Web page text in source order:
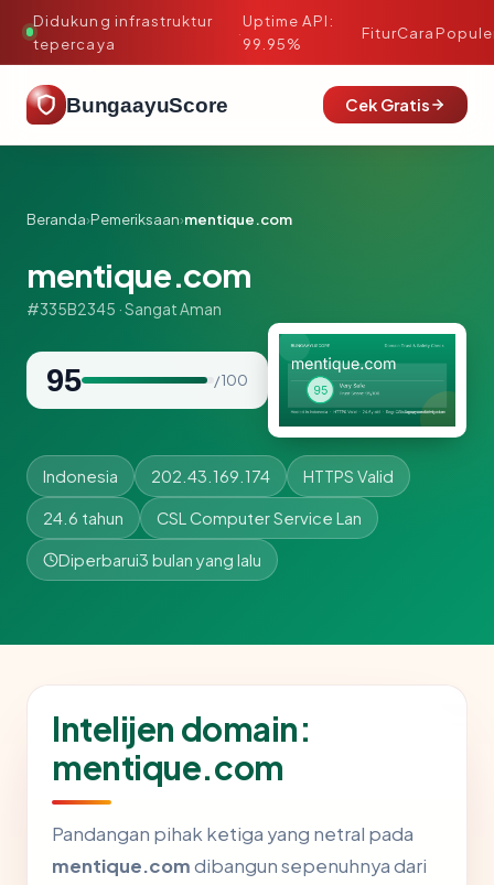
Didukung infrastruktur
tepercaya
·
Uptime API:
99.95%
FiturCara
BungaayuScore Cek Gratis
Beranda›Pemeriksaan›mentique.com
mentique.com
#335B2345 · Sangat Aman
95 / 100
Indonesia 202.43.169.174 HTTPS Valid
24.6 tahun CSL Computer Service Lan
Diperbarui3 bulan yang lalu
Intelijen domain:
mentique.com
Pandangan pihak ketiga yang netral pada
mentique.comdibangun sepenuhnya dari